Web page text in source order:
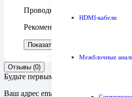
HDMI-кабели
Межблочные
Проводник — медь высокой
Рекомендуем после установки
Показать больше
Отзывы (0)
Будьте первым, кто оставил отзыв
Ваш адрес email не будет опубликован.